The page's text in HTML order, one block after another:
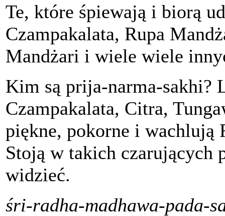
Te, które śpiewają i biorą
Czampakalata, Rupa
Mandżari i wiele wiele
Kim są prija-narma-sakhi?
Czampakalata, Citra,
piękne, pokorne i wachlują
Stoją w takich czarujących
widzieć.
śri-radha-madhawa-pada-